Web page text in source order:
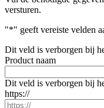
versturen.
"*" geeft vereiste velden
Dit veld is verborgen bij
Product naam
Dit veld is verborgen bij
https://